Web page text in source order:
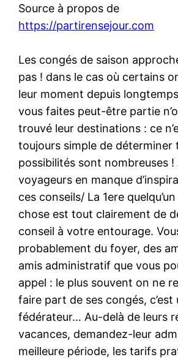
Source à propos de
https://partirensejour.com
Les congés de saison
pas ! dans le cas où certains
leur moment depuis
vous faites peut-être partie
trouvé leur destinations : ce
toujours simple de déterminer
possibilités sont nombreuses !
voyageurs en manque
ces conseils/ La 1ere
chose est tout clairement de
conseil à votre entourage.
probablement du foyer, des
amis administratif que vous
appel : le plus souvent on ne
faire part de ses congés,
fédérateur… Au-delà de leurs
vacances, demandez-leur
meilleure période, les tarifs